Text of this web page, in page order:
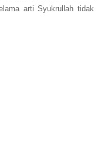
arti Syukrullah tidak